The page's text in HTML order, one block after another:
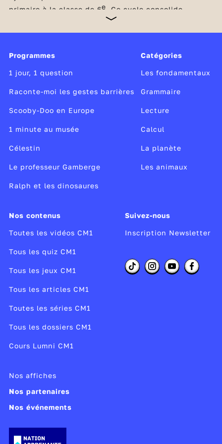
primaire à la classe de 6e . Ce cycle consolide
l’acquisition des savoirs fondamentaux et initie la
au cœur de tous les apprentissages du cycle. Dès le
CM1, les élèves consolident leurs apprentissages
dans ces domaines et découvrent également les
sciences et la technologie,
Programmes
1 jour, 1 question
Raconte-moi les gestes barrières
Scooby-Doo en Europe
1 minute au musée
Célestin
Le professeur Gamberge
Ralph et les dinosaures
Catégories
Les fondamentaux
Grammaire
Lecture
Calcul
La planète
Les animaux
Nos contenus
Toutes les vidéos CM1
Tous les quiz CM1
Tous les jeux CM1
Tous les articles CM1
Toutes les séries CM1
Tous les dossiers CM1
Cours Lumni CM1
Suivez-nous
Inscription Newsletter
Nos affiches
Nos partenaires
Nos événements